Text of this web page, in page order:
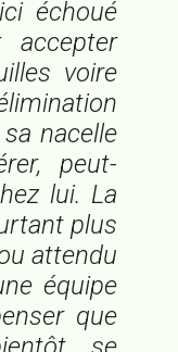
échoué
voire
nacelle
peut-
lui. La
plus
attendu
équipe
que